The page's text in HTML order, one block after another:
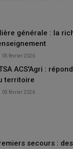
générale : la
05 février 2026
ACS'Agri :
territoire
05 février 2026
secours :